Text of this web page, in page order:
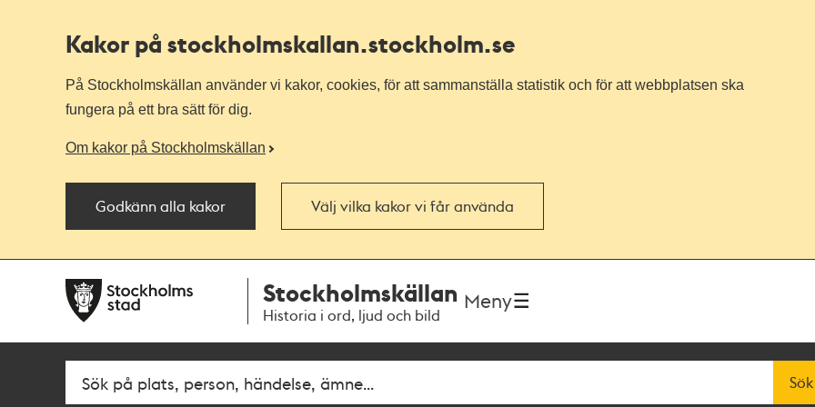
Kakor på stockholmskallan.stockholm.se
På Stockholmskällan använder vi kakor, cookies, för att sammanställa statistik och för att webbplatsen ska
fungera på ett bra sätt för dig.
Om kakor på Stockholmskällan
Godkänn alla kakor Välj vilka kakor vi får använda
navigationen
huvudinnehållet
Stockholmskällan
Historia i ord, ljud och bild
Meny
Fritextsök Sök